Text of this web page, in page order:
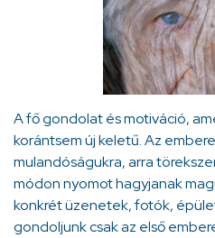
A fő gondolat és motiváció,
korántsem új keletű. Az
mulandóságukra, arra
módon nyomot hagyjanak
konkrét üzenetek, fotók,
gondoljunk csak az első